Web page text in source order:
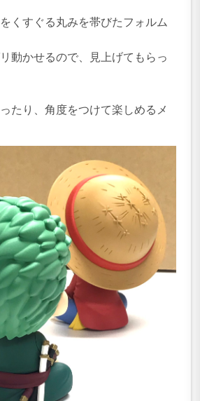
くすぐる丸みを帯びたフォルム
動かせるので、見上げてもらっ
たり、角度をつけて楽しめるメ